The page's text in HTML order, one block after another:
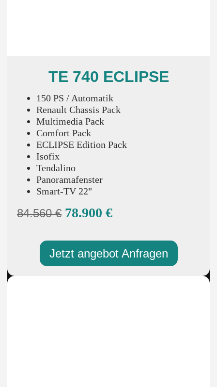
TE 740 ECLIPSE
150 PS / Automatik
Renault Chassis Pack
Multimedia Pack
Comfort Pack
ECLIPSE Edition Pack
Isofix
Tendalino
Panoramafenster
Smart-TV 22"
84.560 € 78.900 €
Jetzt angebot Anfragen